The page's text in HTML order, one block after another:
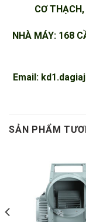
CƠ
NHÀ MÁY: 168
Email:
SẢN PHẨM